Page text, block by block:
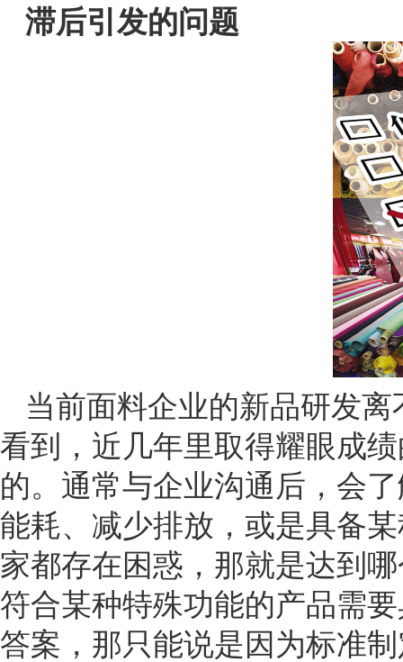
滞后引发的问题
当前面料企业的新品研发
看到，近几年里取得耀眼成
的。通常与企业沟通后，会
能耗、减少排放，或是具备
家都存在困惑，那就是达到
符合某种特殊功能的产品需
答案，那只能说是因为标准